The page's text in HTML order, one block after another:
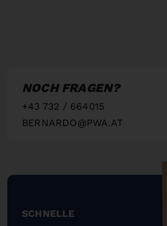
NOCH FRAGEN?
+43 732 / 664015
BERNARDO@PWA.AT
SCHNELLE